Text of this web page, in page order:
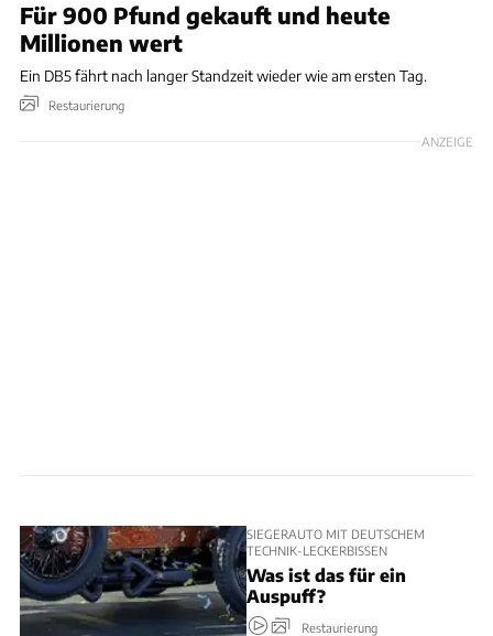
Für 900 Pfund gekauft und heute
Millionen wert
Ein DB5 fährt nach langer Standzeit wieder wie am ersten Tag.
Restaurierung
ANZEIGE
SIEGERAUTO MIT DEUTSCHEM
TECHNIK-LECKERBISSEN
Was ist das für ein
Auspuff?
Restaurierung